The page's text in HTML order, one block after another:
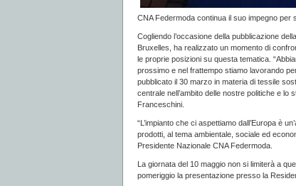
CNA Federmoda continua il suo impegno per
Cogliendo l’occasione della pubblicazione
Bruxelles, ha realizzato un momento di
le proprie posizioni su questa tematica.
prossimo e nel frattempo stiamo lavorando
pubblicato il 30 marzo in materia di tessile
centrale nell’ambito delle nostre politiche e
Franceschini.
“L’impianto che ci aspettiamo dall’Europa è
prodotti, al tema ambientale, sociale ed
Presidente Nazionale CNA Federmoda.
La giornata del 10 maggio non si limiterà a
pomeriggio la presentazione presso la